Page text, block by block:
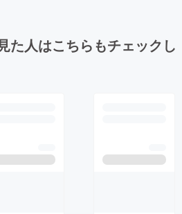
た人はこちらもチェックし